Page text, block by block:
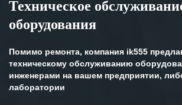
Техническое
оборудования
Помимо ремонта, компания ik555
техническому обслуживанию
инженерами на вашем предприятии,
лаборатории